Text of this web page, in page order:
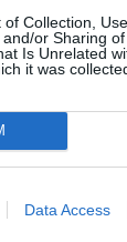
Collection, Use,
or Sharing
Is Unrelated
it was
Data Access
268)
ir